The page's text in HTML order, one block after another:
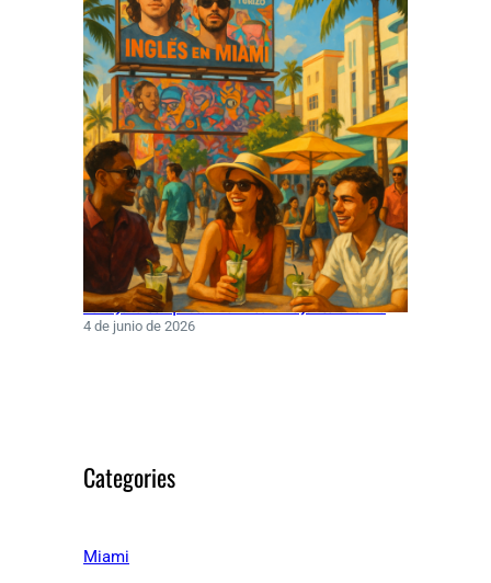
Rawayana conquista Miami con hit junto a Turizo
4 de junio de 2026
Categories
Miami